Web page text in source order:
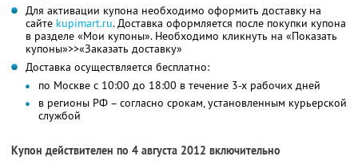
Для активации купона необходимо оформить доставку на
сайте kupimart.ru. Доставка оформляется после покупки купона
в разделе «Мои купоны». Необходимо кликнуть на «Показать
купоны»>>«Заказать доставку»
Доставка осуществляется бесплатно:
по Москве с 10:00 до 18:00 в течение 3-х рабочих дней
в регионы РФ – согласно срокам, установленным курьерской
службой
Купон действителен по 4 августа 2012 включительно